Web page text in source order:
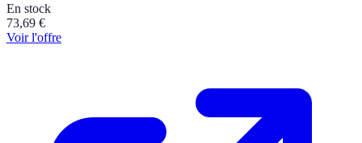
En stock
73,69 €
Voir l'offre